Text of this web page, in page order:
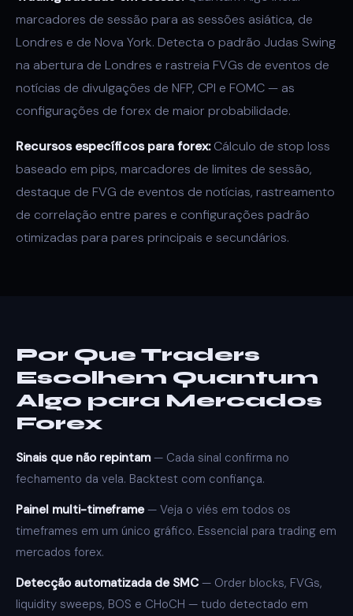
marcadores de sessão para as sessões asiática, de
Londres e de Nova York. Detecta o padrão Judas Swing
na abertura de Londres e rastreia FVGs de eventos de
notícias de divulgações de NFP, CPI e FOMC — as
configurações de forex de maior probabilidade.
Recursos específicos para forex:Cálculo de stop loss
baseado em pips, marcadores de limites de sessão,
destaque de FVG de eventos de notícias, rastreamento
de correlação entre pares e configurações padrão
otimizadas para pares principais e secundários.
Por Que Traders
Escolhem Quantum
Algo para Mercados
Forex
Sinais que não repintam— Cada sinal confirma no
fechamento da vela. Backtest com confiança.
Painel multi-timeframe— Veja o viés em todos os
timeframes em um único gráfico. Essencial para trading em
mercados forex.
Detecção automatizada de SMC — Order blocks, FVGs,
liquidity sweeps, BOS e CHoCH — tudo detectado em